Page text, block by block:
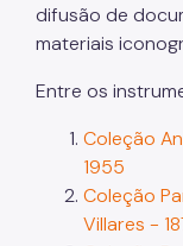
difusão de
materiais
Entre os
Coleção
1955
Coleção
Villares -